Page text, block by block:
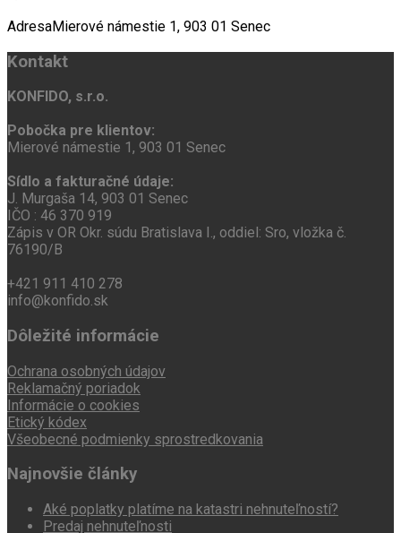
AdresaMierové námestie 1, 903 01 Senec
Kontakt
KONFIDO, s.r.o.
Pobočka pre klientov:
Mierové námestie 1, 903 01 Senec
Sídlo a fakturačné údaje:
J. Murgaša 14, 903 01 Senec
IČO : 46 370 919
Zápis v OR Okr. súdu Bratislava I., oddiel: Sro, vložka č.
76190/B
+421 911 410 278
info@konfido.sk
Dôležité informácie
Ochrana osobných údajov
Reklamačný poriadok
Informácie o cookies
Etický kódex
Všeobecné podmienky sprostredkovania
Najnovšie články
Aké poplatky platíme na katastri nehnuteľností?
Predaj nehnuteľnosti